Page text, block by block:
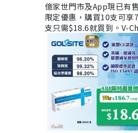
億家世門市及App現已有
限定優惠，購買10支可
支只需$18.6就買到。V-